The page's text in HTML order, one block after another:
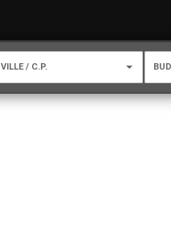
VILLE / C.P.